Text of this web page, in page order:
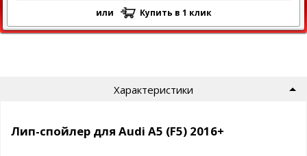
или Купить в 1 клик
Характеристики
Лип-спойлер для Audi A5 (F5) 2016+